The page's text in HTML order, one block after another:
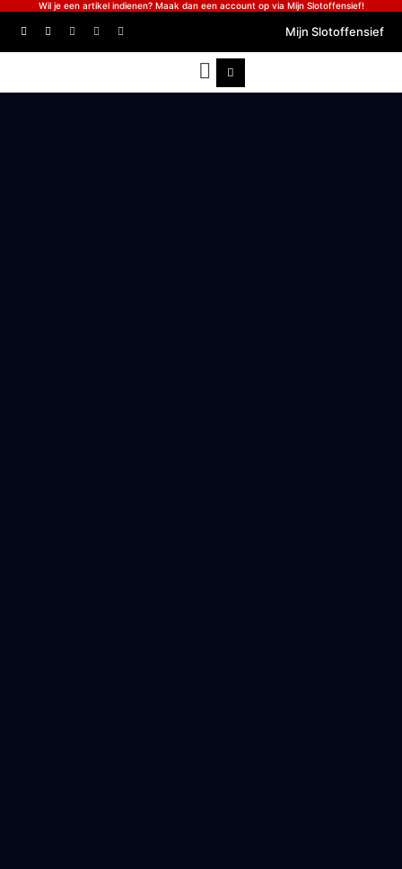
Wil je een artikel indienen? Maak dan een account op via Mijn Slotoffensief!
Mijn Slotoffensief